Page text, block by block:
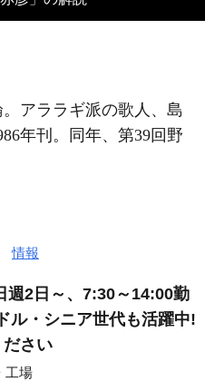
アララギ派の歌人、島
年刊。同年、第39回野
情報
週2日～、7:30～14:00勤
ル・シニア世代も活躍中!
ださい
工場